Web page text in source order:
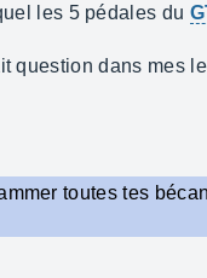
les 5 pédales du
dans mes
toutes tes